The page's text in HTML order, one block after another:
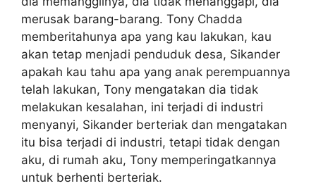
merusak barang-barang. Tony Chadda
memberitahunya apa yang kau lakukan, kau
akan tetap menjadi penduduk desa, Sikander
apakah kau tahu apa yang anak perempuannya
telah lakukan, Tony mengatakan dia tidak
melakukan kesalahan, ini terjadi di industri
menyanyi, Sikander berteriak dan mengatakan
itu bisa terjadi di industri, tetapi tidak dengan
aku, di rumah aku, Tony memperingatkannya
untuk berhenti berteriak.